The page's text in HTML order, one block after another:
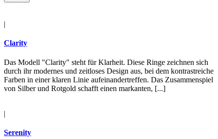
|
Clarity
Das Modell "Clarity" steht für Klarheit. Diese Ringe zeichnen sich
durch ihr modernes und zeitloses Design aus, bei dem kontrastreiche
Farben in einer klaren Linie aufeinandertreffen. Das Zusammenspiel
von Silber und Rotgold schafft einen markanten, [...]
|
Serenity